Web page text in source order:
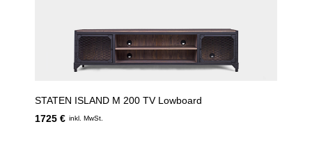
STATEN ISLAND M 200 TV Lowboard
1725 € inkl. MwSt.